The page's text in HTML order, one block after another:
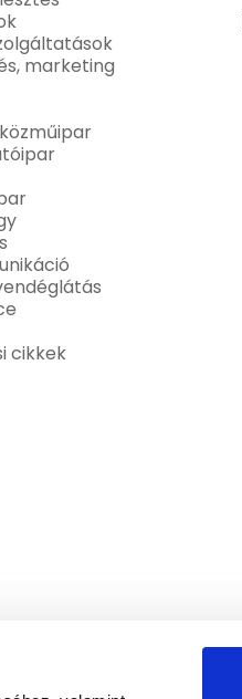
marketing
cikkek